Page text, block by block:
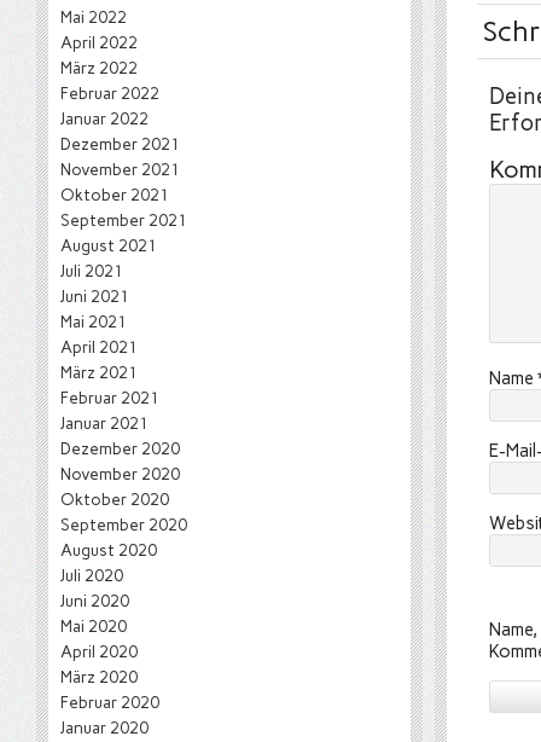
Name
E-
Mai 2022
April 2022
März 2022
Februar 2022
Januar 2022
Dezember 2021
November 2021
Oktober 2021
September 2021
August 2021
Juli 2021
Juni 2021
Mai 2021
April 2021
März 2021
Februar 2021
Januar 2021
Dezember 2020
November 2020
Oktober 2020
September 2020
August 2020
Juli 2020
Juni 2020
Mai 2020
April 2020
März 2020
Februar 2020
Januar 2020